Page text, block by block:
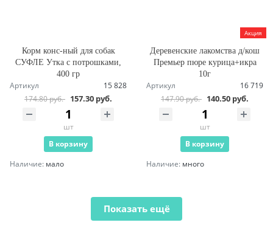
Корм конс-ный для собак
СУФЛЕ Утка с потрошками,
400 гр
Артикул
15 828
174.80 руб. 157.30 руб.
шт
В корзину
Наличие: мало
Акция
Деревенские лакомства д/кош
Премьер пюре курица+икра
10г
Артикул
16 719
147.90 руб. 140.50 руб.
шт
В корзину
Наличие: много
Показать ещё